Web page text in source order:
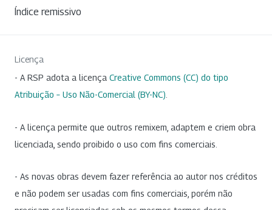
Índice remissivo
Licença
- A RSP adota a licença Creative Commons (CC) do tipo
Atribuição – Uso Não-Comercial (BY-NC)
- A licença permite que outros remixem, adaptem e criem obra
licenciada, sendo proibido o uso com fins comerciais.
- As novas obras devem fazer referência ao autor nos créditos
e não podem ser usadas com fins comerciais, porém não